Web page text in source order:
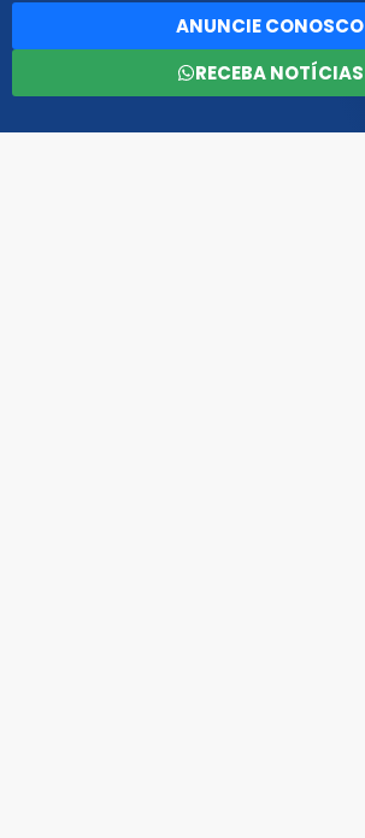
ANUNCIE CONOSCO
RECEBA NOTÍCIAS